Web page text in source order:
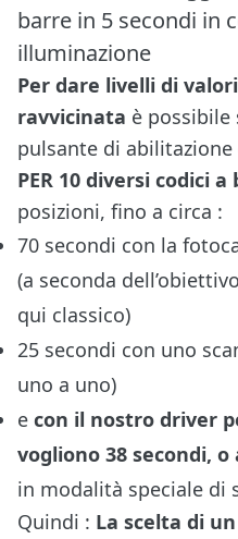
barre in 5 secondi in
illuminazione
Per dare livelli di
ravvicinata è possibile
pulsante di
PER 10 diversi codici a
posizioni, fino a circa :
70 secondi con la
(a seconda
qui classico)
25 secondi con uno
uno a uno)
e con il nostro driver
vogliono 38 secondi,
in modalità speciale di
Quindi : La scelta di